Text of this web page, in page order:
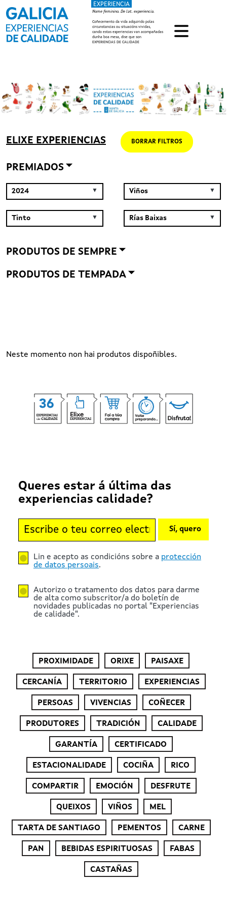
Ir o contido principal
EXPERIENCIA
Nome feminino. De lat. experiencia.
Coñecemento da vida adquirido polas
circunstancias ou situacións vividas,
cando estas experiencias van acompañadas
dunha boa mesa, dise que son
EXPERIENCIAS DE CALIDADE
ELIXE EXPERIENCIAS BORRAR FILTROS
PREMIADOS
PRODUTOS DE SEMPRE
PRODUTOS DE TEMPADA
Neste momento non hai produtos dispoñibles.
Queres estar á última das
experiencias calidade?
Lin e acepto as condicións sobre a protección
de datos persoais.
Autorizo o tratamento dos datos para darme
de alta como subscritor/a do boletín de
novidades publicadas no portal "Experiencias
de calidade".
Sí, quero
PROXIMIDADE ORIXE PAISAXE
CERCANÍA TERRITORIO EXPERIENCIAS
PERSOAS VIVENCIAS COÑECER
PRODUTORES TRADICIÓN CALIDADE
GARANTÍA CERTIFICADO
ESTACIONALIDADE COCIÑA RICO
COMPARTIR EMOCIÓN DESFRUTE
QUEIXOS VIÑOS MEL
TARTA DE SANTIAGO PEMENTOS CARNE
PAN BEBIDAS ESPIRITUOSAS FABAS
CASTAÑAS